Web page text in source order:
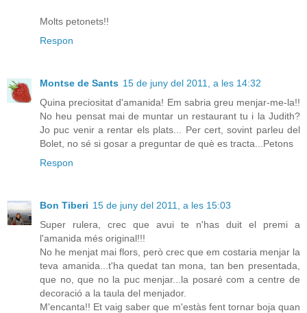
Molts petonets!!
Respon
Montse de Sants 15 de juny del 2011, a les 14:32
Quina preciositat d'amanida! Em sabria greu menjar-me-la!!
No heu pensat mai de muntar un restaurant tu i la Judith?
Jo puc venir a rentar els plats... Per cert, sovint parleu del
Bolet, no sé si gosar a preguntar de què es tracta...Petons
Respon
Bon Tiberi 15 de juny del 2011, a les 15:03
Super rulera, crec que avui te n'has duit el premi a
l'amanida més original!!!
No he menjat mai flors, però crec que em costaria menjar la
teva amanida...t'ha quedat tan mona, tan ben presentada,
que no, que no la puc menjar...la posaré com a centre de
decoració a la taula del menjador.
M'encanta!! Et vaig saber que m'estàs fent tornar boja quan